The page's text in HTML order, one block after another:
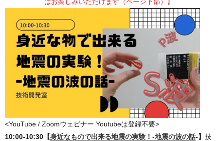
<YouTube / Zoomウェビナー Youtubeは登録不要>
10:00-10:30【身近なもので出来る地震の実験！-地震の波の話-】 技